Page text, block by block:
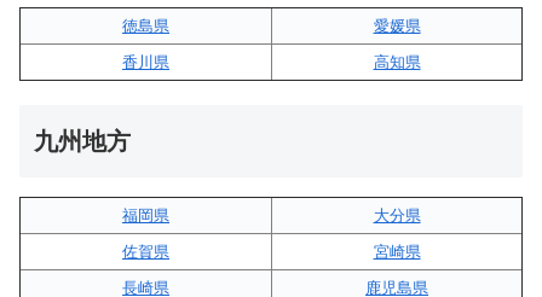
徳島県
愛媛県
香川県
高知県
九州地方
福岡県
大分県
佐賀県
宮崎県
長崎県
鹿児島県